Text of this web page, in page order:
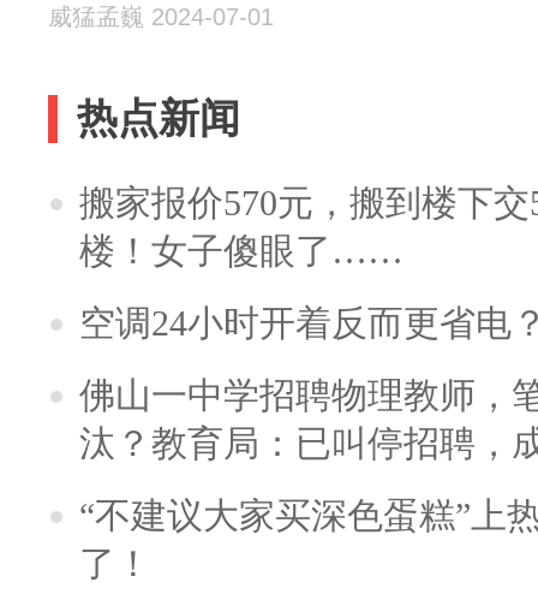
威猛孟巍 2024-07-01
热点新闻
搬家报价570元，搬到楼下
楼！女子傻眼了……
空调24小时开着反而更省电
佛山一中学招聘物理教师，
汰？教育局：已叫停招聘，
“不建议大家买深色蛋糕”上
了！